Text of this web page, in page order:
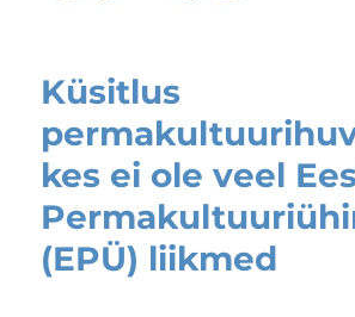
Küsitlus
kes ei ole veel
(EPÜ) liikmed